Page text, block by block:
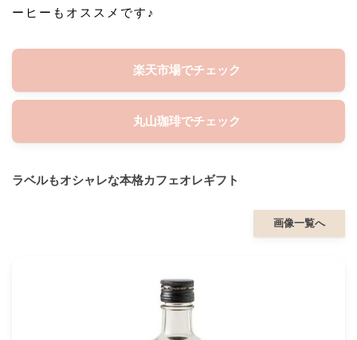
ーヒーもオススメです♪
楽天市場でチェック
丸山珈琲でチェック
ラベルもオシャレな本格カフェオレギフト
画像一覧へ